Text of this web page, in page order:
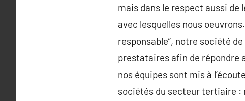
mais dans le respect aussi
avec lesquelles nous
responsable”, notre société
prestataires afin de répondre
nos équipes sont mis à
sociétés du secteur tertiaire :